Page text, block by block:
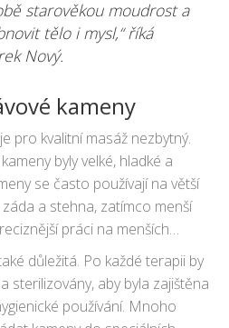
starověkou moudrost a
tělo i mysl,“ říká
Nový.
kameny
pro kvalitní masáž nezbytný.
byly velké, hladké a
se často používají na větší
a stehna, zatímco menší
práci na menších
nohy.důležitá. Po každé terapii by
sterilizovány, aby byla zajištěna
používání. Mnoho